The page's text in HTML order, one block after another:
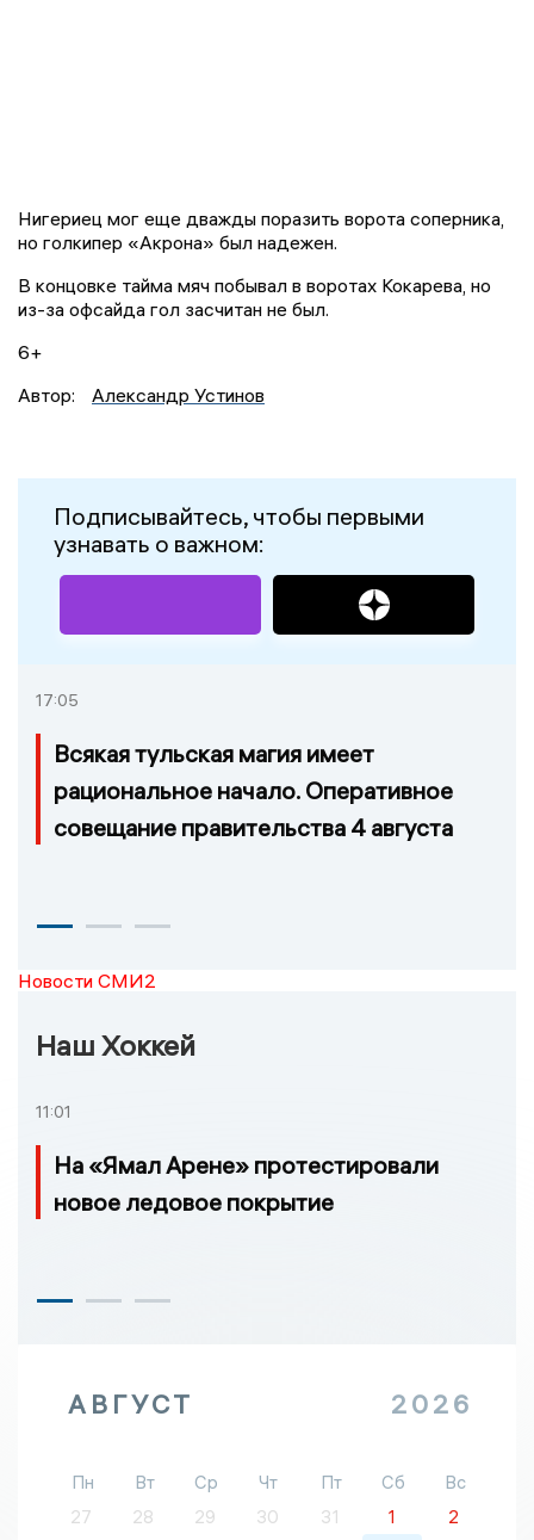
Нигериец мог еще дважды поразить ворота соперника,
но голкипер «Акрона» был надежен.
В концовке тайма мяч побывал в воротах Кокарева, но
из-за офсайда гол засчитан не был.
6+
Автор:
Александр Устинов
Подписывайтесь, чтобы первыми
узнавать о важном:
17:05
Всякая тульская магия имеет
рациональное начало. Оперативное
совещание правительства 4 августа
Новости СМИ2
Наш Хоккей
11:01
На «Ямал Арене» протестировали
новое ледовое покрытие
АВГУСТ 2026
Пн Вт Ср Чт Пт Сб
Вс
27
28 29 30 31 1
2